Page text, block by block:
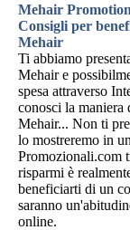
Mehair
Consigli per
Mehair
Ti abbiamo
Mehair e
spesa attraverso
conosci la
Mehair... Non ti
lo mostreremo in
Promozionali.com
risparmi è
beneficiarti di un
saranno
online.